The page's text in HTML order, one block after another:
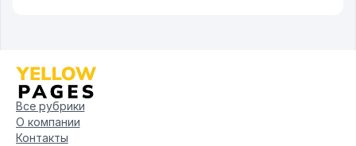
Все рубрики
О компании
Контакты